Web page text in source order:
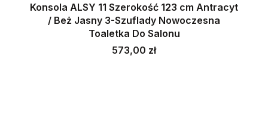
Konsola ALSY 11 Szerokość 123 cm Antracyt
/ Beż Jasny 3-Szuflady Nowoczesna
Toaletka Do Salonu
Cena
573,00 zł